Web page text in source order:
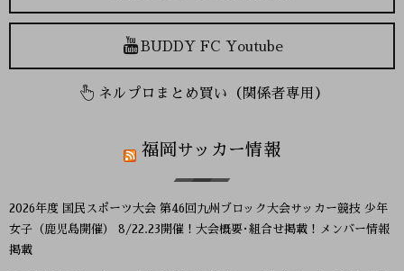
BUDDY FC Youtube
ネルプロまとめ買い（関係者専用）
福岡サッカー情報
2026年度 国民スポーツ大会 第46回九州ブロック大会サッカー競技 少年
女子（鹿児島開催） 8/22.23開催！大会概要･組合せ掲載！メンバー情報
掲載